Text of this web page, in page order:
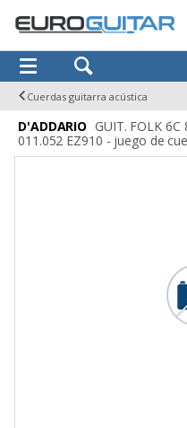
Cuerdas guitarra acústica
D'ADDARIO GUIT. FOLK 6C
011.052 EZ910 - juego de